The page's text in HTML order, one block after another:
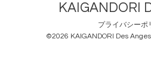
KAIGANDORI
プライバシーポ
©2026 KAIGANDORI Des Anges